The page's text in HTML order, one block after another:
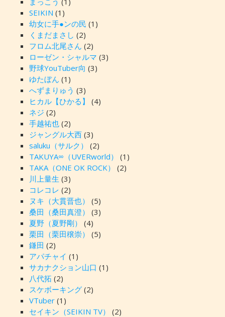
SEIKIN (1)
幼女に手●ンの民 (1)
くまだまさし (2)
フロム北尾さん (2)
ローゼン・シャルマ (3)
野球YouTuber向 (3)
ゆたぼん (1)
へずまりゅう (3)
ヒカル【ひかる】
(4)
ネジ (2)
手越祐也(2)
ジャングル大西(3)
saluku（サルク）
(2)
TAKUYA∞（UVERworld）
(1)
TAKA（ONE OK ROCK）
(2)
川上量生 (3)
コレコレ (2)
ヌキ（大貫晋也）
(5)
桑田（桑田真澄）
(3)
夏野（夏野剛）
(4)
栗田（栗田穣崇）
(5)
鎌田 (2)
アパチャイ (1)
サカナクション山口 (1)
八代拓 (2)
スケボーキング(2)
VTuber(1)
セイキン（SEIKIN TV）
(2)